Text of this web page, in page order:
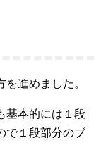
進めました。
基本的には１段
で１段部分のブ